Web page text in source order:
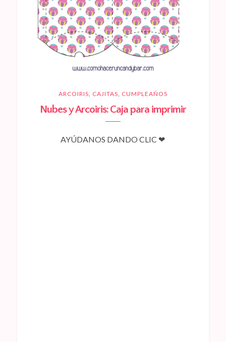
ARCOIRIS, CAJITAS, CUMPLEAÑOS
Nubes y Arcoiris: Caja para imprimir
AYÚDANOS DANDO CLIC ❤